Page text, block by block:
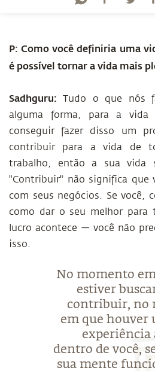
P: Como você definiria uma
é possível tornar a vida mais
Sadhguru: Tudo o que nós
alguma forma, para a vida
conseguir fazer disso um
contribuir para a vida de
trabalho, então a sua vida
"Contribuir" não significa que
com seus negócios. Se você,
como dar o seu melhor para
lucro acontece — você não
isso.
No momento
estiver
contribuir, no
em que houver
experiência
dentro de você,
sua mente